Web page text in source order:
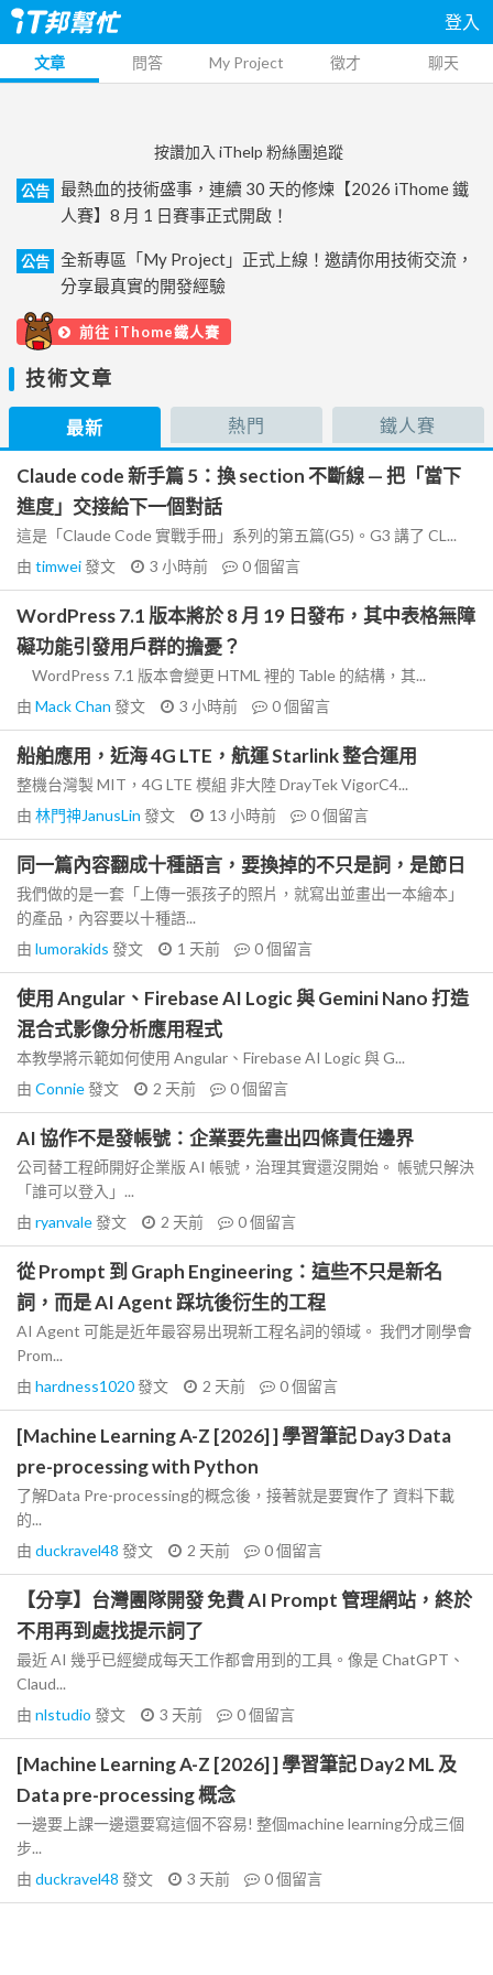
登入
文章 問答 My Project 徵才 聊天
按讚加入 iThelp 粉絲團追蹤
公告
最熱血的技術盛事，連續 30 天的修煉【2026 iThome 鐵
人賽】8 月 1 日賽事正式開啟！
公告
全新專區「My Project」正式上線！邀請你用技術交流，
分享最真實的開發經驗
前往 iThome鐵人賽
技術文章
最新 熱門 鐵人賽
Claude code 新手篇 5：換 section 不斷線 — 把「當下
進度」交接給下一個對話
這是「Claude Code 實戰手冊」系列的第五篇(G5)。G3 講了 CL...
由 timwei發文 3 小時前 0個留言
WordPress 7.1 版本將於 8 月 19 日發布，其中表格無障
礙功能引發用戶群的擔憂？
WordPress 7.1 版本會變更 HTML 裡的 Table 的結構，其...
由 Mack Chan 發文 3 小時前 0個留言
船舶應用，近海 4G LTE，航運 Starlink 整合運用
整機台灣製 MIT，4G LTE 模組 非大陸 DrayTek VigorC4...
由 林門神JanusLin 發文 13 小時前 0個留言
同一篇內容翻成十種語言，要換掉的不只是詞，是節日
我們做的是一套「上傳一張孩子的照片，就寫出並畫出一本繪本」
的產品，內容要以十種語...
由 lumorakids 發文 1 天前 0個留言
使用 Angular、Firebase AI Logic 與 Gemini Nano 打造
混合式影像分析應用程式
本教學將示範如何使用 Angular、Firebase AI Logic 與 G...
由 Connie發文 2 天前 0個留言
AI 協作不是發帳號：企業要先畫出四條責任邊界
公司替工程師開好企業版 AI 帳號，治理其實還沒開始。 帳號只解決
「誰可以登入」...
由 ryanvale發文 2 天前 0個留言
從 Prompt 到 Graph Engineering：這些不只是新名
詞，而是 AI Agent 踩坑後衍生的工程
AI Agent 可能是近年最容易出現新工程名詞的領域。 我們才剛學會
Prom...
由 hardness1020發文 2 天前 0個留言
[Machine Learning A-Z [2026] ] 學習筆記 Day3 Data
pre-processing with Python
了解Data Pre-processing的概念後，接著就是要實作了 資料下載
的...
由 duckravel48 發文 2 天前 0個留言
【分享】台灣團隊開發 免費 AI Prompt 管理網站，終於
不用再到處找提示詞了
最近 AI 幾乎已經變成每天工作都會用到的工具。像是 ChatGPT、
Claud...
由 nlstudio 發文 3 天前 0個留言
[Machine Learning A-Z [2026] ] 學習筆記 Day2 ML 及
Data pre-processing 概念
一邊要上課一邊還要寫這個不容易! 整個machine learning分成三個
步...
由 duckravel48 發文 3 天前 0個留言